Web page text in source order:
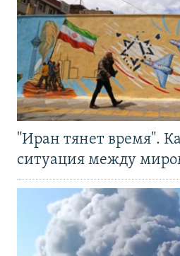
"Иран тянет время".
ситуация между